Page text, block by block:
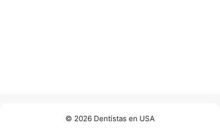
© 2026 Dentistas en USA